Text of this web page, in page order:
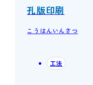
孔版印刷
こうはんいんさつ
工法